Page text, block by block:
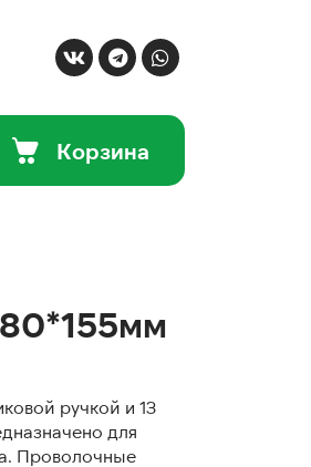
Корзина
ручкой и 13
для
Проволочные